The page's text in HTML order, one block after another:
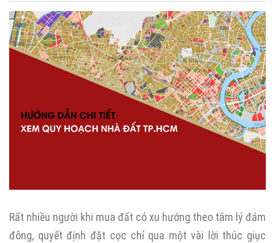
Rất nhiều người khi mua đất có xu hướng theo tâm lý đám
đông, quyết định đặt cọc chỉ qua một vài lời thúc giục